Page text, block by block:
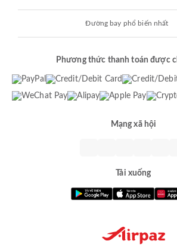
Đường bay phổ biến nhất
Phương thức thanh toán được
Mạng xã hội
Tải xuống